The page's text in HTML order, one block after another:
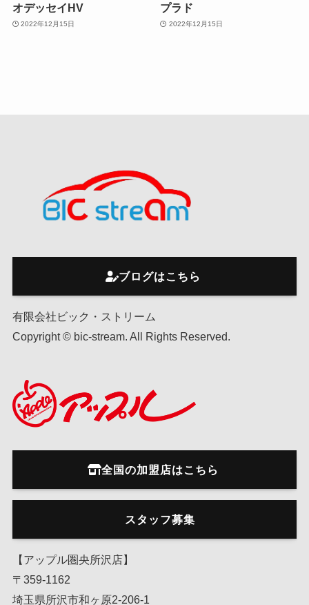
オデッセイHV
2022年12月15日
プラド
2022年12月15日
ブログはこちら
有限会社ビック・ストリーム
Copyright © bic-stream. All Rights Reserved.
全国の加盟店はこちら
スタッフ募集
【アップル圏央所沢店】
〒359-1162
埼玉県所沢市和ヶ原2-206-1